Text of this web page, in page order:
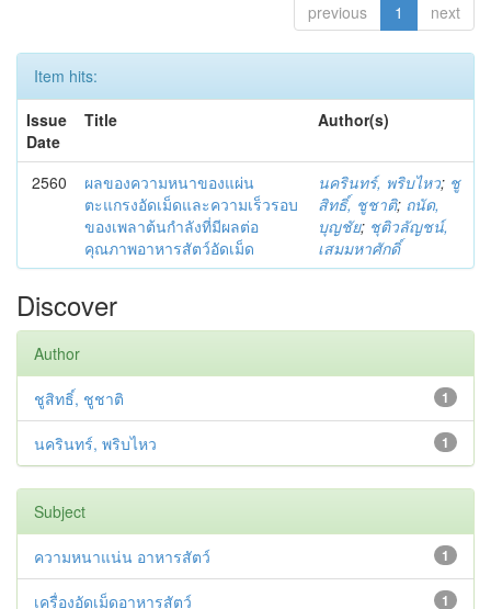
previous 1 next
Item hits:
Issue
Date
Title Author(s)
2560
ผลของความหนาของแผ่น
ตะแกรงอัดเม็ดและความเร็วรอบ
ของเพลาต้นกำลังที่มีผลต่อ
คุณภาพอาหารสัตว์อัดเม็ด
นครินทร์, พริบไหว; ชู
สิทธิ์, ชูชาติ; ถนัด,
บุญชัย; ชุติวลัญชน์,
เสมมหาศักดิ์
Discover
Author
1
ชูสิทธิ์, ชูชาติ
1
นครินทร์, พริบไหว
Subject
1
ความหนาแน่น อาหารสัตว์
1
เครื่องอัดเม็ดอาหารสัตว์